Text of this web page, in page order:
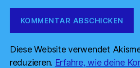
Diese Website verwendet
reduzieren. Erfahre, wie deine